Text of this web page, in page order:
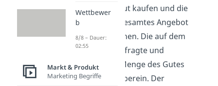
gehandelte Gut kaufen und die
Anbieter ihr gesamtes Angebot
absetzen können. Die auf dem
Markt nachgefragte und
angebotene Menge des Gutes
stimmt also überein. Der
Wettbewer
b
8/8 – Dauer:
02:55
Markt & Produkt
Marketing Begriffe